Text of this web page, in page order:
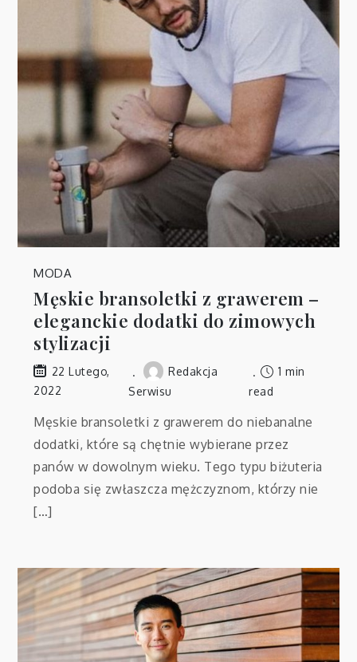
MODA
Męskie bransoletki z grawerem –
eleganckie dodatki do zimowych
stylizacji
22 Lutego,
2022
Redakcja
Serwisu
1 min
read
Męskie bransoletki z grawerem do niebanalne
dodatki, które są chętnie wybierane przez
panów w dowolnym wieku. Tego typu biżuteria
podoba się zwłaszcza mężczyznom, którzy nie
[…]